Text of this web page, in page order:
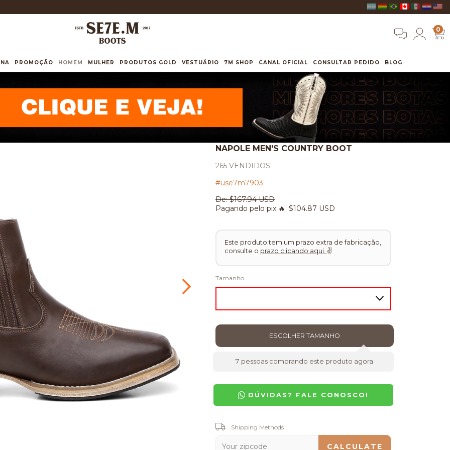
0
PROMOÇÃO HOMEM MULHER PRODUTOS GOLD VESTUÁRIO 7M SHOP CANAL OFICIAL CONSULTAR PEDIDO BLOG
NAPOLE MEN'S COUNTRY BOOT
265 VENDIDOS.
#use7m7903
De:$167.94 USD
Pagando pelo pix 🔥: $104.87 USD
Este produto tem um prazo extra de fabricação,
consulte o prazo clicando aqui. ✌
Tamanho
7 pessoas comprando este produto agora
DÚVIDAS? FALE CONOSCO!
Shipping for zipcode:
Shipping Methods
CALCULATE